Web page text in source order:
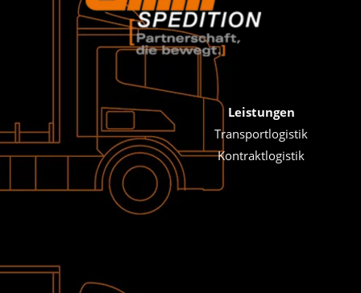
Leistungen
Transportlogistik
Kontraktlogistik